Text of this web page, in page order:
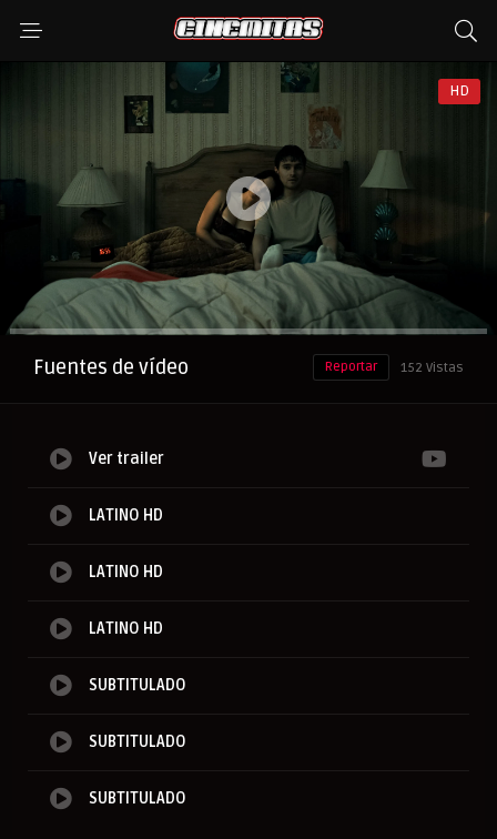
HD
Anuncio
Fuentes de vídeo 152 Vistas
Reportar
Ver trailer
LATINO HD
LATINO HD
LATINO HD
SUBTITULADO
SUBTITULADO
SUBTITULADO